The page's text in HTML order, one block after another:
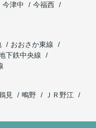
今津中
今福西
おおさか東線
下鉄中央線
見 鴫野
ＪＲ野江